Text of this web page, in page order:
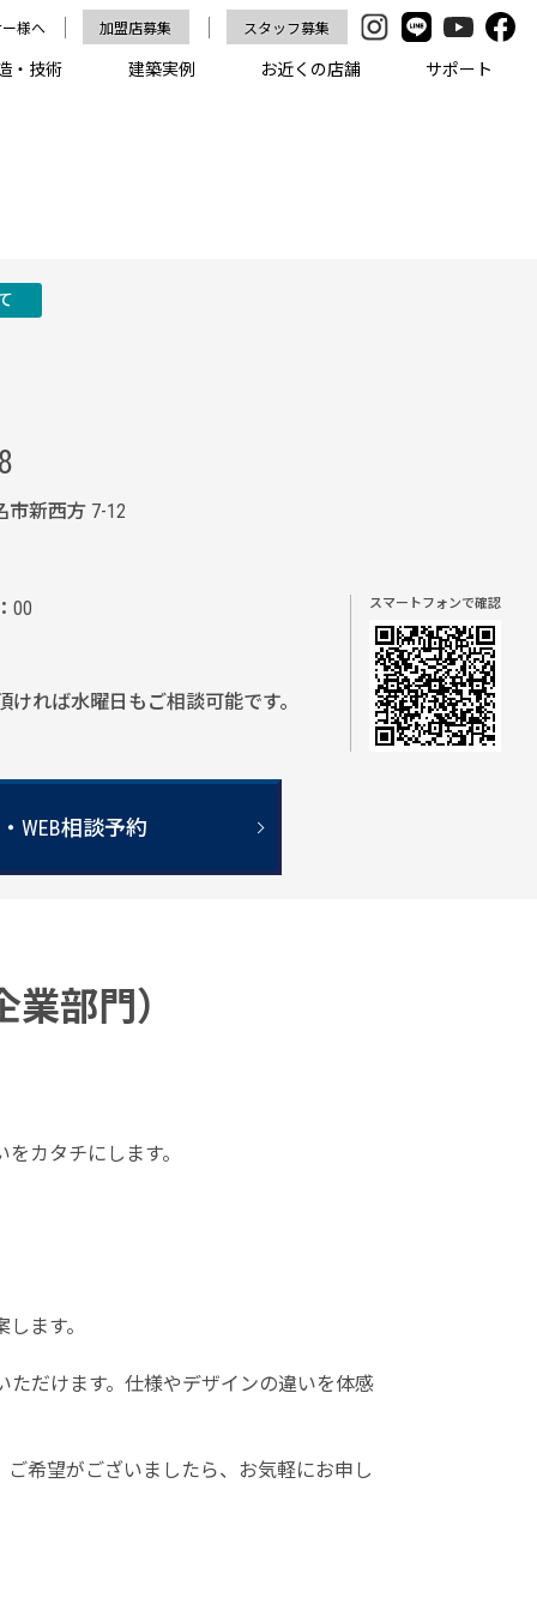
様へ 加盟店募集 スタッフ募集
・技術 建築実例 お近くの店舗 サポート
新西方 7-12
00
れば水曜日もご相談可能です。
スマートフォンで確認
WEB相談予約
部門）
カタチにします。
ます。
だけます。仕様やデザインの違いを体感
希望がございましたら、お気軽にお申し